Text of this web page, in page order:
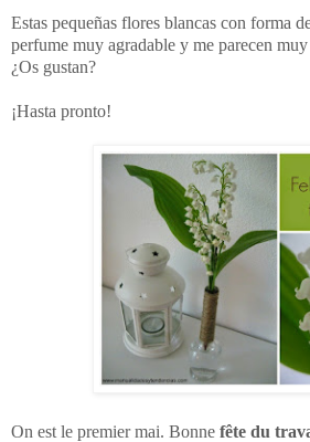
Estas pequeñas flores blancas con forma
perfume muy agradable y me parecen
¿Os gustan?
¡Hasta pronto!
On est le premier mai. Bonne fête du